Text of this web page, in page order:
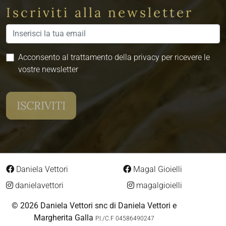
Iscriviti alla newsletter
Acconsento al trattamento della privacy per ricevere le
vostre newsletter
Daniela Vettori
danielavettori
Magal Gioielli
magalgioielli
© 2026 Daniela Vettori snc di Daniela Vettori e
Margherita Galla P.I./C.F 04586490247